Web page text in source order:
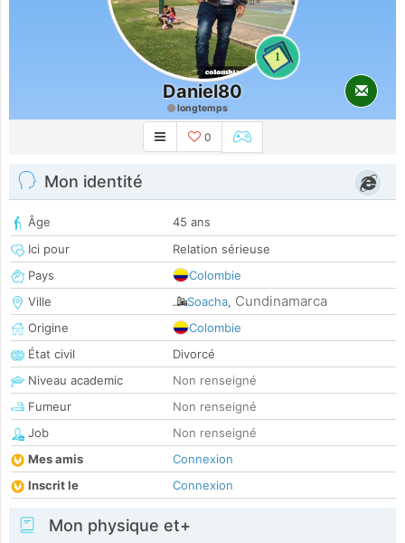
1
Daniel80
longtemps
0
Mon identité
Âge
45 ans
Ici pour
Relation sérieuse
Pays
Colombie
Ville
Soacha, Cundinamarca
Origine
Colombie
État civil
Divorcé
Niveau academic
Non renseigné
Fumeur
Non renseigné
Job
Non renseigné
Mes amis
Connexion
Inscrit le
Connexion
Mon physique et+